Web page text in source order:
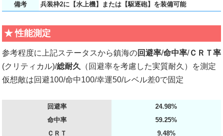
備考
兵装枠2に【水上機】または【駆逐砲】を装備可能
性能測定
参考程度に上記ステータスから鎮海の回避率/命中率/ＣＲＴ率
(クリティカル)/総耐久
（回避率を考慮した実質耐久）を測定
仮想敵は回避100/命中100/幸運50/レベル差0で固定
回避率
24.98%
命中率
59.25%
ＣＲＴ
9.48%